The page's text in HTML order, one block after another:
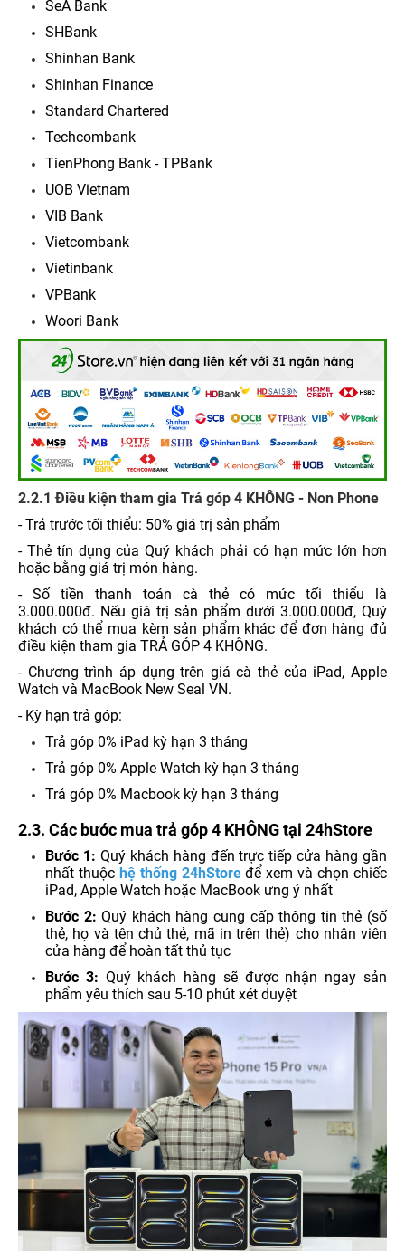
SeA Bank
SHBank
Shinhan Bank
Shinhan Finance
Standard Chartered
Techcombank
TienPhong Bank - TPBank
UOB Vietnam
VIB Bank
Vietcombank
Vietinbank
VPBank
Woori Bank
2.2.1 Điều kiện tham gia Trả góp 4 KHÔNG - Non Phone
- Trả trước tối thiểu: 50% giá trị sản phẩm
- Thẻ tín dụng của Quý khách phải có hạn mức lớn hơn
hoặc bằng giá trị món hàng.
- Số tiền thanh toán cà thẻ có mức tối thiểu là
3.000.000đ. Nếu giá trị sản phẩm dưới 3.000.000đ, Quý
khách có thể mua kèm sản phẩm khác để đơn hàng đủ
điều kiện tham gia TRẢ GÓP 4 KHÔNG.
- Chương trình áp dụng trên giá cà thẻ của iPad, Apple
Watch và MacBook New Seal VN.
- Kỳ hạn trả góp:
Trả góp 0% iPad kỳ hạn 3 tháng
Trả góp 0% Apple Watch kỳ hạn 3 tháng
Trả góp 0% Macbook kỳ hạn 3 tháng
2.3. Các bước mua trả góp 4 KHÔNG tại 24hStore
Bước 1: Quý khách hàng đến trực tiếp cửa hàng gần
nhất thuộc hệ thống 24hStoređể xem và chọn chiếc
iPad, Apple Watch hoặc MacBook ưng ý nhất
Bước 2: Quý khách hàng cung cấp thông tin thẻ (số
thẻ, họ và tên chủ thẻ, mã in trên thẻ) cho nhân viên
cửa hàng để hoàn tất thủ tục
Bước 3: Quý khách hàng sẽ được nhận ngay sản
phẩm yêu thích sau 5-10 phút xét duyệt